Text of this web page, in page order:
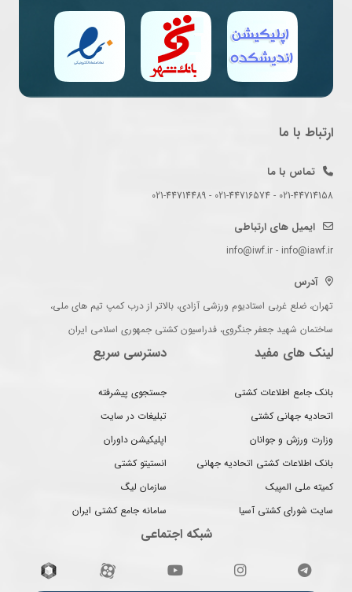
ارتباط با ما
تماس با ما
021-44714158 - 021-44716574 - 021-44714489
ایمیل های ارتباطی
info@iwf.ir - info@iawf.ir
آدرس
تهران، ضلع غربی استادیوم ورزشی آزادی، بالاتر از درب کمپ تیم های ملی،
ساختمان شهید جعفر جنگروی، فدراسیون کشتی جمهوری اسلامی ایران
لینک های مفید
بانک جامع اطلاعات کشتی
اتحادیه جهانی کشتی
وزارت ورزش و جوانان
بانک اطلاعات کشتی اتحادیه جهانی
کمیته ملی المپیک
سایت شورای کشتی آسیا
دسترسی سریع
جستجوی پیشرفته
تبلیغات در سایت
اپلیکیشن داوران
انستیتو کشتی
سازمان لیگ
سامانه جامع کشتی ایران
شبکه اجتماعی